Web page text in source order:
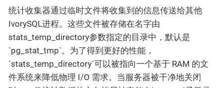
统计收集器通过临时文件将收集到的信息传送给其他
IvorySQL进程。这些文件被存储在名字由
stats_temp_directory参数指定的目录中，默认是
`pg_stat_tmp`。为了得到更好的性能，
`stats_temp_directory`可以被指向一个基于 RAM 的文
件系统来降低物理 I/O 需求。当服务器被干净地关闭